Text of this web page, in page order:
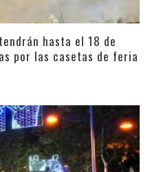
hasta el 18 de
por las casetas de feria